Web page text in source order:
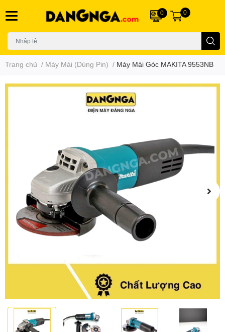
0 0
Trang chủ / Máy Mài (Dùng Pin) / Máy Mài Góc MAKITA 9553NB